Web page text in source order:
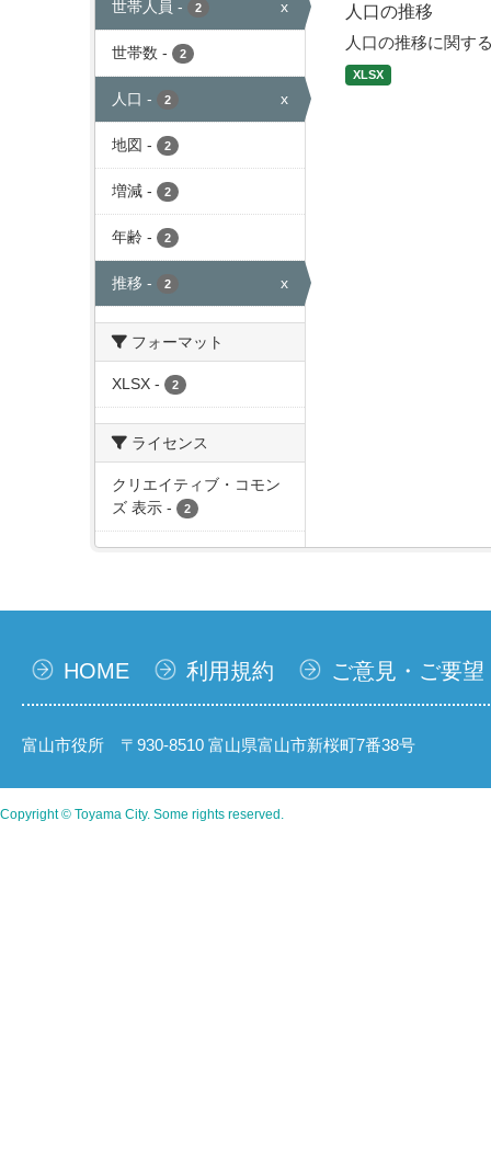
世帯人員 - 2 x
世帯数 - 2
人口 - 2 x
地図 - 2
増減 - 2
年齢 - 2
推移 - 2 x
フォーマット
XLSX - 2
ライセンス
クリエイティブ・コモン
ズ 表示 - 2
人口の推移
人口の推移に関す
XLSX
HOME 利用規約 ご意見・ご要望
富山市役所 〒930-8510 富山県富山市新桜町7番38号
Copyright © Toyama City. Some rights reserved.